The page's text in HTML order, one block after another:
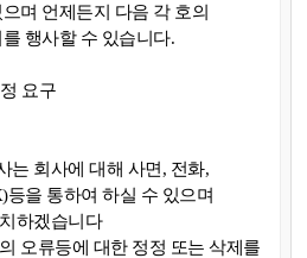
며 언제든지 다음 각 호의
행사할 수 있습니다.
요구
는 회사에 대해 사면, 전화,
등을 통하여 하실 수 있으며
하겠습니다
오류등에 대한 정정 또는 삭제를